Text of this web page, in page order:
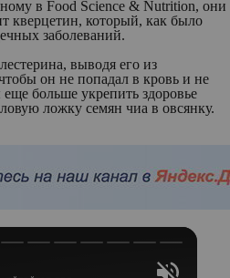
в Food Science & Nutrition, они
кверцетин, который, как было
заболеваний.
выводя его из
он не попадал в кровь и не
больше укрепить здоровье
ложку семян чиа в овсянку.